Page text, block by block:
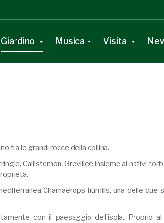
Giardino Musica Visita
fra le grandi rocce della collina.
Callistemon, Grevillee insieme ai nativi
Chamaerops humilis, una delle due
con il paesaggio dell’isola. Proprio